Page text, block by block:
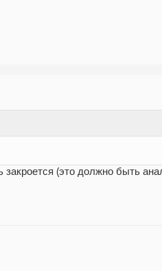
(это должно быть